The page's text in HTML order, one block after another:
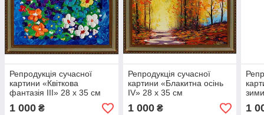
Репродукція сучасної
картини «Квіткова
фантазія III» 28 х 35 см
1 000 ₴
Репродукція сучасної
картини «Блакитна осінь
IV» 28 х 35 см
1 000₴ 1